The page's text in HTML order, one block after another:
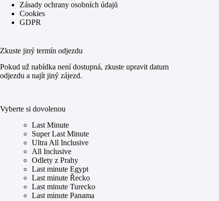
Zásady ochrany osobních údajů
Cookies
GDPR
Zkuste jiný termín odjezdu
Pokud už nabídka není dostupná, zkuste upravit datum
odjezdu a najít jiný zájezd.
Vyberte si dovolenou
Last Minute
Super Last Minute
Ultra All Inclusive
All Inclusive
Odlety z Prahy
Last minute Egypt
Last minute Řecko
Last minute Turecko
Last minute Panama